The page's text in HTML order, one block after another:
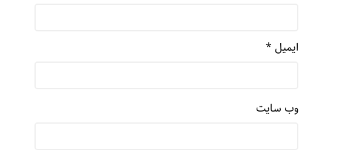
ایمیل *
وب‌ سایت